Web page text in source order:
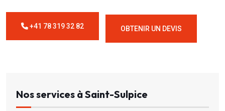
+41 78 319 32 82 OBTENIR UN DEVIS
Nos services à Saint-Sulpice